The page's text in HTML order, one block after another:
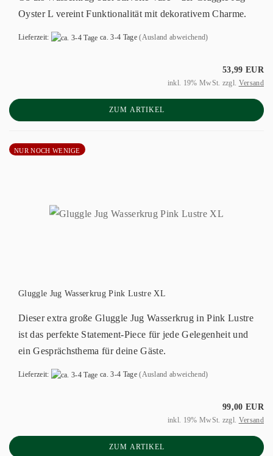
Oyster L vereint Funktionalität mit dekorativem Charme.
Lieferzeit: ca. 3-4 Tage (Ausland abweichend)
53,99 EUR
inkl. 19% MwSt. zzgl. Versand
ZUM ARTIKEL
NUR NOCH WENIGE
Gluggle Jug Wasserkrug Pink Lustre XL
Dieser extra große Gluggle Jug Wasserkrug in Pink Lustre
ist das perfekte Statement-Piece für jede Gelegenheit und
ein Gesprächsthema für deine Gäste.
Lieferzeit: ca. 3-4 Tage (Ausland abweichend)
99,00 EUR
inkl. 19% MwSt. zzgl. Versand
ZUM ARTIKEL